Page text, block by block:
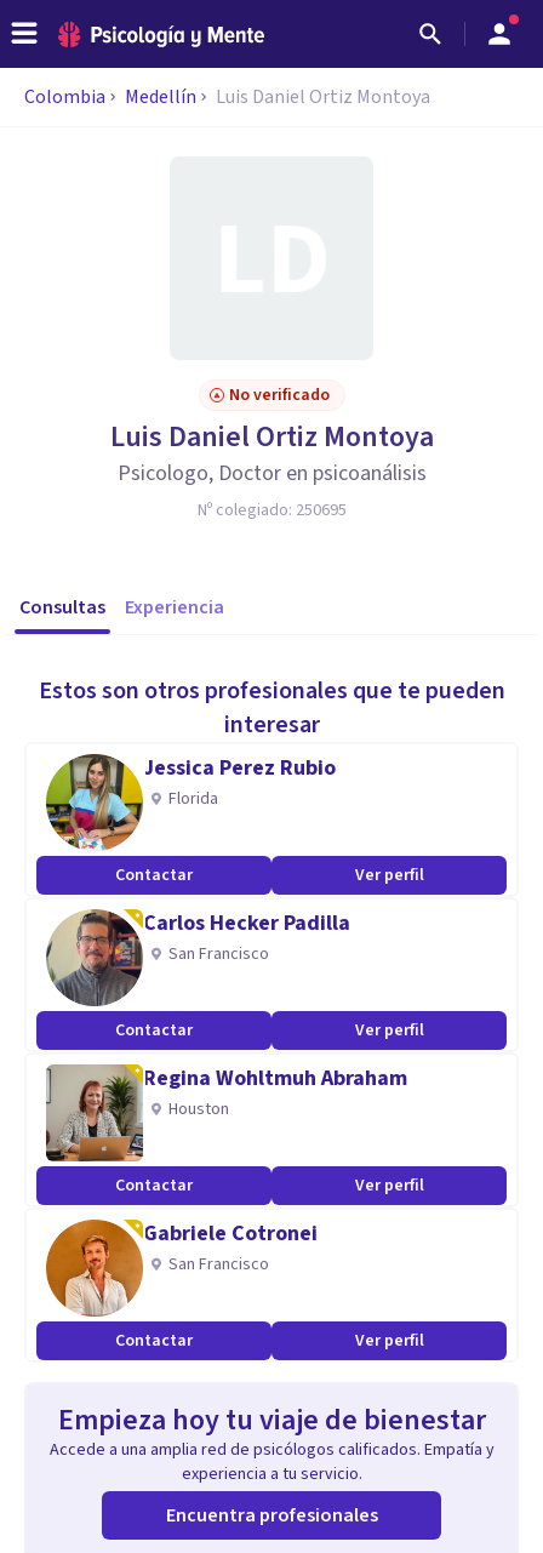
Colombia Medellín Luis Daniel Ortiz Montoya
No verificado
Luis Daniel Ortiz Montoya
Psicologo, Doctor en psicoanálisis
Nº colegiado: 250695
Consultas Experiencia
Estos son otros profesionales que te pueden
interesar
Jessica Perez Rubio
Florida
Contactar Ver perfil
Carlos Hecker Padilla
San Francisco
Contactar Ver perfil
Regina Wohltmuh Abraham
Houston
Contactar Ver perfil
Gabriele Cotronei
San Francisco
Contactar Ver perfil
Empieza hoy tu viaje de bienestar
Accede a una amplia red de psicólogos calificados. Empatía y
experiencia a tu servicio.
Encuentra profesionales